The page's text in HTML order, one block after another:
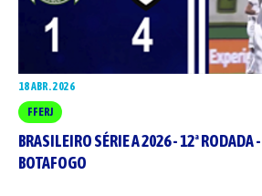
18 ABR. 2026
FFERJ
BRASILEIRO SÉRIE A 2026 - 12ª RODADA
BOTAFOGO